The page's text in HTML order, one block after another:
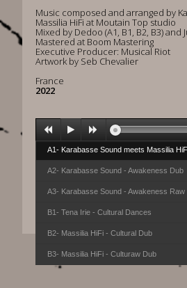
Music composed and arranged by
Massilia HiFi at Moutain Top studio
Mixed by Dedoo (A1, B1, B2, B3) and
Mastered at Boom Mastering
Executive Producer: Musical Riot
Artwork by Seb Chevalier
France
2022
A1- Karabasse Sound meets Massilia
A2- Karabasse Sound - Awakeness Dub
A3- Karabasse Sound - Awakeness Raw
B1- Tena Irie - Cultural Dances
B2- Massilia HiFi - Cultural Dub
B3- Massilia HiFi - Culturaw Dub